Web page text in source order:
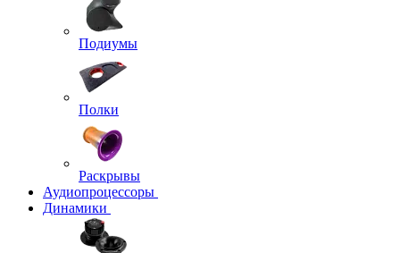
Подиумы
Полки
Раскрывы
Аудиопроцессоры
Динамики